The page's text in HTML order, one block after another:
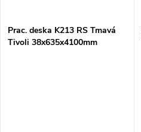
Prac. deska K213 RS Tmavá
Tivoli 38x635x4100mm